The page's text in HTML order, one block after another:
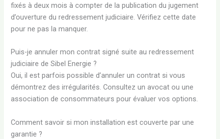
fixés à deux mois à compter de la publication du jugement
d’ouverture du redressement judiciaire. Vérifiez cette date
pour ne pas la manquer.
Puis-je annuler mon contrat signé suite au redressement
judiciaire de Sibel Energie ?
Oui, il est parfois possible d’annuler un contrat si vous
démontrez des irrégularités. Consultez un avocat ou une
association de consommateurs pour évaluer vos options.
Comment savoir si mon installation est couverte par une
garantie ?